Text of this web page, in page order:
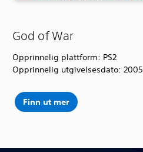
God of War
Opprinnelig plattform: PS2
Opprinnelig utgivelsesdato: 2005
Finn ut mer